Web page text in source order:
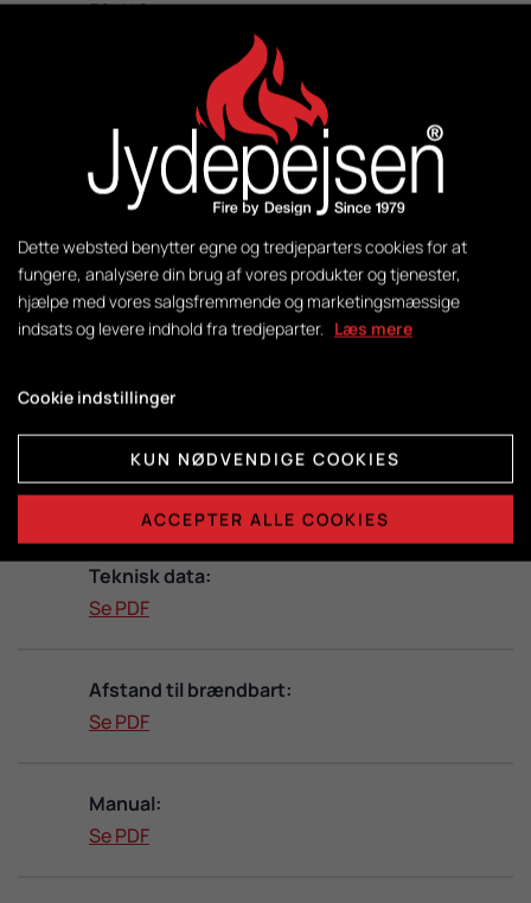
50-140
199 kg
Styring:
DuplicAir®
Brændkammermål:
DATABLADE
Teknisk data:
Se PDF
Afstand til brændbart:
Se PDF
Manual:
Se PDF
Dette websted benytter egne og tredjeparters cookies for at
fungere, analysere din brug af vores produkter og tjenester,
hjælpe med vores salgsfremmende og marketingsmæssige
indsats og levere indhold fra tredjeparter. Læs mere
Cookie indstillinger
KUN NØDVENDIGE COOKIES
ACCEPTER ALLE COOKIES